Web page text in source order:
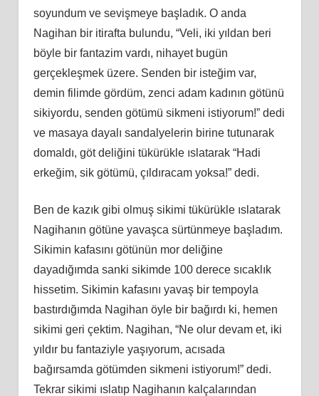
soyundum ve sevişmeye başladık. O anda
Nagihan bir itirafta bulundu, “Veli, iki yıldan beri
böyle bir fantazim vardı, nihayet bugün
gerçekleşmek üzere. Senden bir isteğim var,
demin filimde gördüm, zenci adam kadının götünü
sikiyordu, senden götümü sikmeni istiyorum!” dedi
ve masaya dayalı sandalyelerin birine tutunarak
domaldı, göt deliğini tükürükle ıslatarak “Hadi
erkeğim, sik götümü, çıldıracam yoksa!” dedi.
Ben de kazık gibi olmuş sikimi tükürükle ıslatarak
Nagihanın götüne yavaşca sürtünmeye başladım.
Sikimin kafasını götünün mor deliğine
dayadığımda sanki sikimde 100 derece sıcaklık
hissetim. Sikimin kafasını yavaş bir tempoyla
bastırdığımda Nagihan öyle bir bağırdı ki, hemen
sikimi geri çektim. Nagihan, “Ne olur devam et, iki
yıldır bu fantaziyle yaşıyorum, acısada
bağırsamda götümden sikmeni istiyorum!” dedi.
Tekrar sikimi ıslatıp Nagihanın kalçalarından